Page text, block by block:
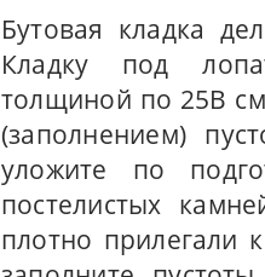
Бутовая кладка
Кладку под
толщиной по 25В
(заполнением)
уложите по
постелистых
плотно прилегали